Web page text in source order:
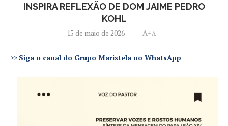
INSPIRA REFLEXÃO DE DOM JAIME PEDRO
KOHL
15 de maio de 2026 A+A-
>> Siga o canal do Grupo Maristela no WhatsApp